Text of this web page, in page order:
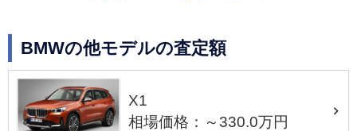
BMWの他モデルの査定額
X1
相場価格：～330.0万円